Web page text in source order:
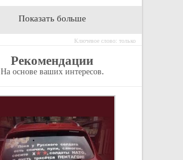
Показать больше
Ключевое слово: только
Рекомендации
На основе ваших интересов.